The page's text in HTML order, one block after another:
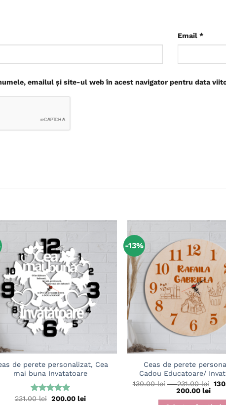
Email *
emailul și site-ul web în acest navigator pentru data
Adaugă
wishlist
de perete personalizat, Cea
mai buna Invatatoare
Evaluat la
231.00lei Prețul
200.00leiPrețul
-13%
Ceas de perete
Cadou Educatoare/
130.00lei – 231.00lei
200.00 lei